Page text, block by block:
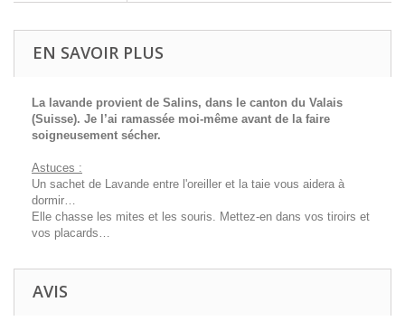
EN SAVOIR PLUS
La lavande provient de Salins, dans le canton du Valais
(Suisse). Je l’ai ramassée moi-même avant de la faire
soigneusement sécher.
Astuces :
Un sachet de Lavande entre l'oreiller et la taie vous aidera à
dormir…
Elle chasse les mites et les souris. Mettez-en dans vos tiroirs et
vos placards…
AVIS